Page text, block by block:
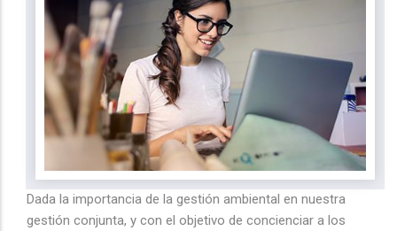
Dada la importancia de la gestión ambiental en nuestra
gestión conjunta, y con el objetivo de concienciar a los